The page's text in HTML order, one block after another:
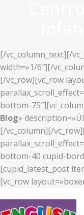
[/vc_column_text][/
width=»1/6″][/
[/vc_row][vc_row
bottom-
Blog»
[/vc_column][/
bottom-40 cupid-
[cupid_latest_post
[vc_row